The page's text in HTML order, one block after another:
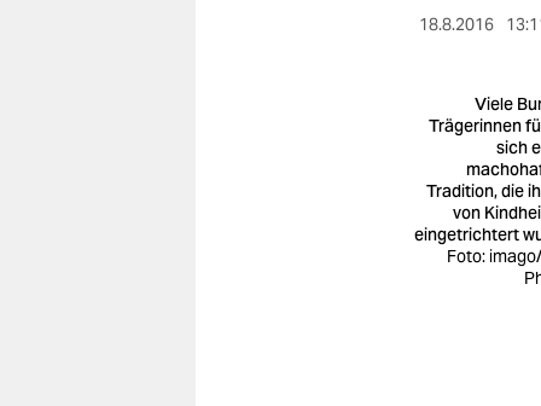
18.8.2016
Viele
Trägerinnen
sich
Tradition, die
von
eingetrichtert
Foto: